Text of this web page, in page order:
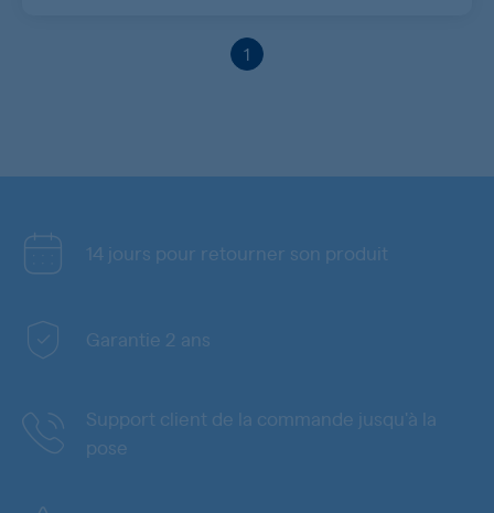
1
14 jours pour retourner son produit
Garantie 2 ans
Support client de la commande jusqu'à la
pose